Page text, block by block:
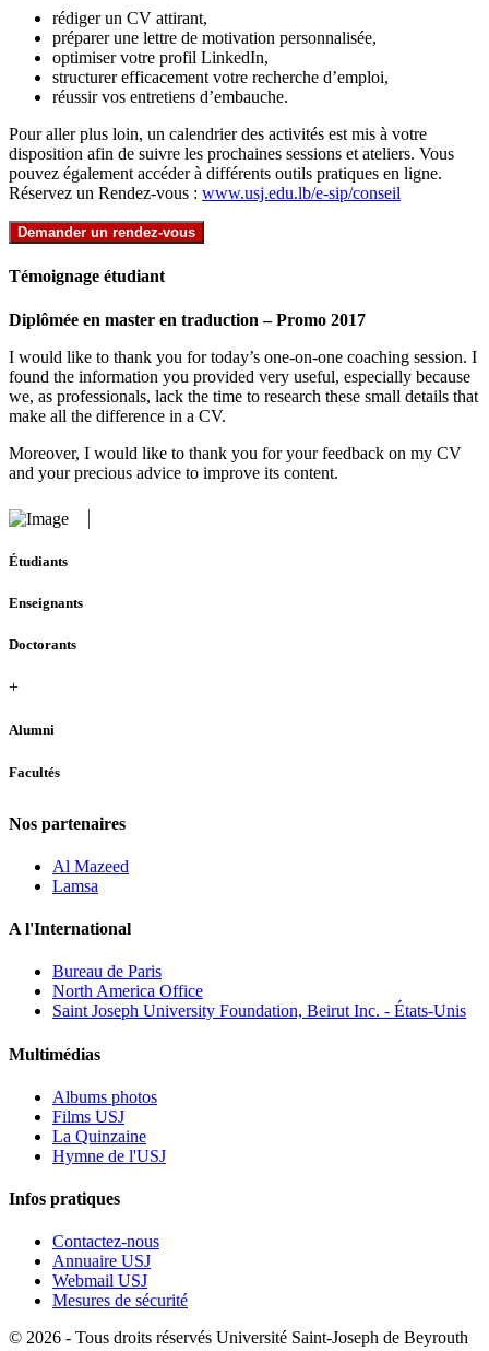
rédiger un CV attirant,
préparer une lettre de motivation personnalisée,
optimiser votre profil LinkedIn,
structurer efficacement votre recherche d’emploi,
réussir vos entretiens d’embauche.
Pour aller plus loin, un calendrier des activités est mis à votre
disposition afin de suivre les prochaines sessions et ateliers. Vous
pouvez également accéder à différents outils pratiques en ligne.
Réservez un Rendez-vous : www.usj.edu.lb/e-sip/conseil
Demander un rendez-vous
Témoignage étudiant
Diplômée en master en traduction – Promo 2017
I would like to thank you for today’s one-on-one coaching session. I
found the information you provided very useful, especially because
we, as professionals, lack the time to research these small details that
make all the difference in a CV.
Moreover, I would like to thank you for your feedback on my CV
and your precious advice to improve its content.
Étudiants
Enseignants
Doctorants
+
Alumni
Facultés
Nos partenaires
Al Mazeed
Lamsa
A l'International
Bureau de Paris
North America Office
Saint Joseph University Foundation, Beirut Inc. - États-Unis
Multimédias
Albums photos
Films USJ
La Quinzaine
Hymne de l'USJ
Infos pratiques
Contactez-nous
Annuaire USJ
Webmail USJ
Mesures de sécurité
© 2026 - Tous droits réservés Université Saint-Joseph de Beyrouth